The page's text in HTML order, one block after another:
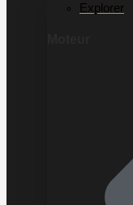
Explorer